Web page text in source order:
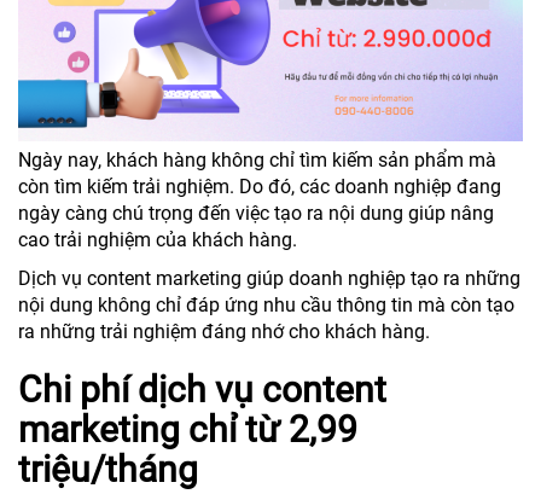
Ngày nay, khách hàng không chỉ tìm kiếm sản phẩm mà
còn tìm kiếm trải nghiệm. Do đó, các doanh nghiệp đang
ngày càng chú trọng đến việc tạo ra nội dung giúp nâng
cao trải nghiệm của khách hàng.
Dịch vụ content marketing giúp doanh nghiệp tạo ra những
nội dung không chỉ đáp ứng nhu cầu thông tin mà còn tạo
ra những trải nghiệm đáng nhớ cho khách hàng.
Chi phí dịch vụ content
marketing chỉ từ 2,99
triệu/tháng